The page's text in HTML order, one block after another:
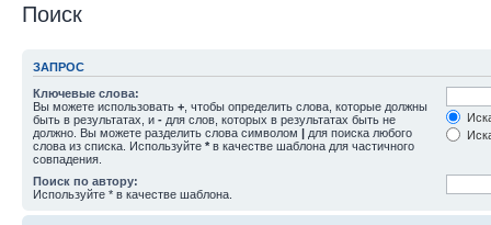
Поиск
ЗАПРОС
Ключевые слова:
Вы можете использовать + , чтобы определить слова, которые должны
быть в результатах, и - для слов, которых в результатах быть не
должно. Вы можете разделить слова символом | для поиска любого
слова из списка. Используйте * в качестве шаблона для частичного
совпадения.
Поиск по автору:
Используйте * в качестве шаблона.